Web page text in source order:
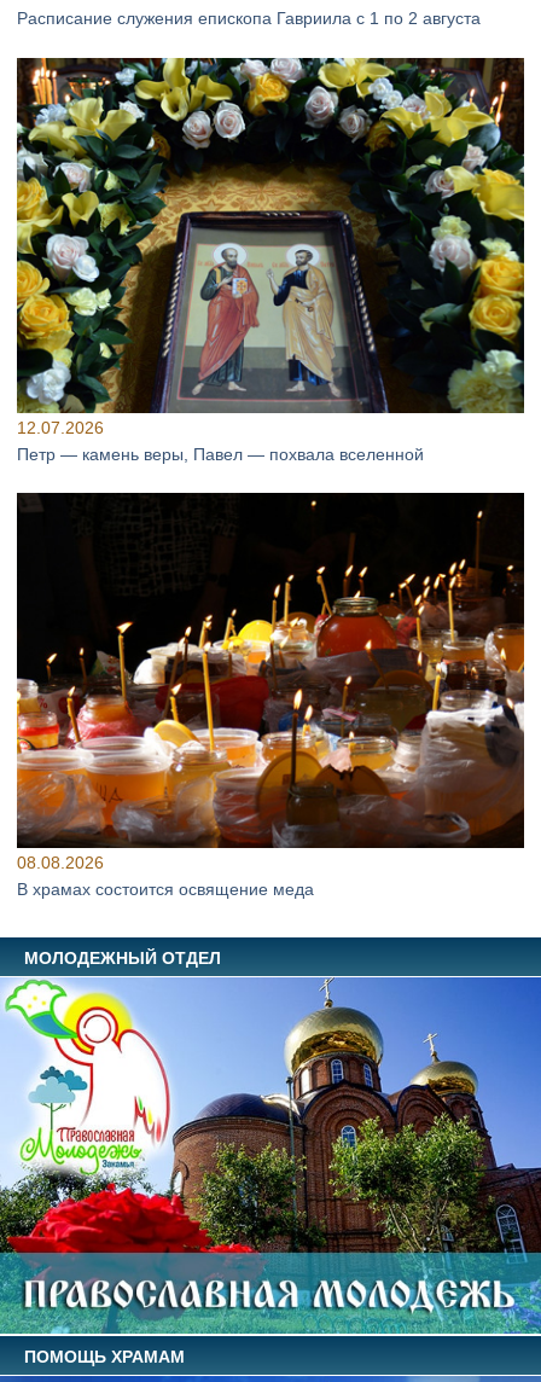
Расписание служения епископа Гавриила с 1 по 2 августа
12.07.2026
Петр — камень веры, Павел — похвала вселенной
08.08.2026
В храмах состоится освящение меда
МОЛОДЕЖНЫЙ ОТДЕЛ
ПОМОЩЬ ХРАМАМ